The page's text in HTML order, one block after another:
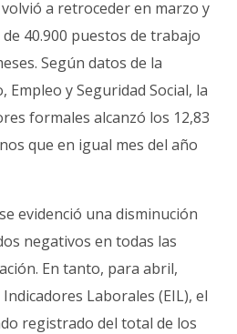
a retroceder en marzo y
40.900 puestos de trabajo
Según datos de la
Empleo y Seguridad Social, la
formales alcanzó los 12,83
que en igual mes del año
evidenció una disminución
negativos en todas las
En tanto, para abril,
Laborales (EIL), el
registrado del total de los